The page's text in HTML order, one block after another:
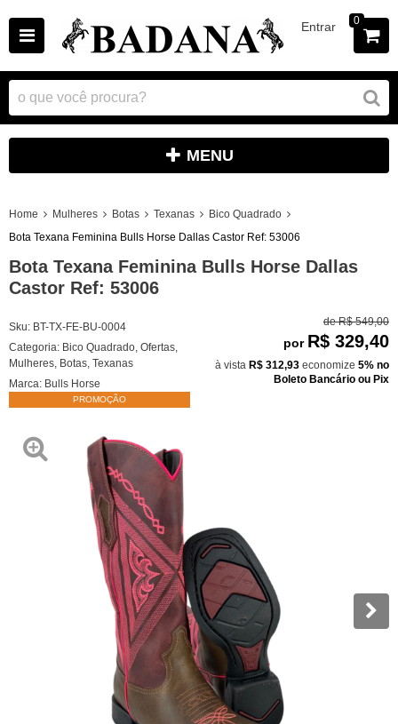
Entrar 0
MENU
Home Mulheres Botas Texanas
Bico Quadrado
Bota Texana Feminina Bulls Horse Dallas Castor Ref: 53006
Bota Texana Feminina Bulls Horse Dallas
Castor Ref: 53006
Sku: BT-TX-FE-BU-0004
Categoria: Bico Quadrado Ofertas
Mulheres Botas Texanas
Marca: Bulls Horse
PROMOÇÃO
de R$ 549,00
por R$ 329,40
à vista R$ 312,93 economize 5% no
Boleto Bancário ou Pix